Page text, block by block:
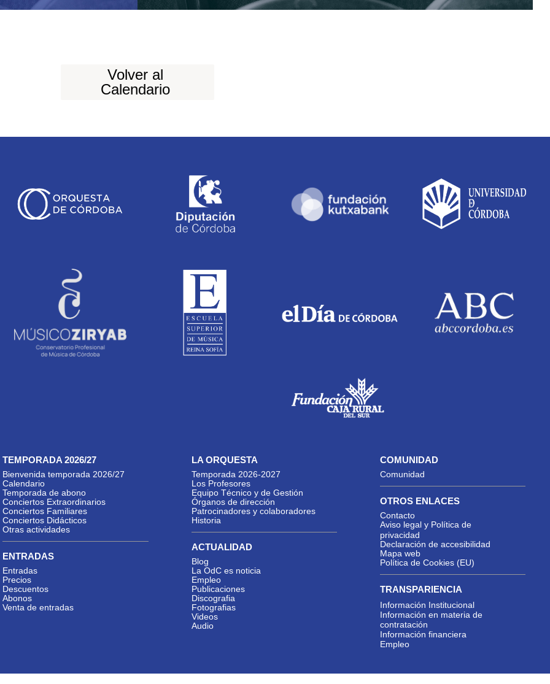
Volver al
Calendario
TEMPORADA 2026/27
Bienvenida temporada 2026/27
Calendario
Temporada de abono
Conciertos Extraordinarios
Conciertos Familiares
Conciertos Didácticos
Otras actividades
ENTRADAS
Entradas
Precios
Descuentos
Abonos
Venta de entradas
LA ORQUESTA
Temporada 2026-2027
Los Profesores
Equipo Técnico y de Gestión
Órganos de dirección
Patrocinadores y colaboradores
Historia
ACTUALIDAD
Blog
La OdC es noticia
Empleo
Publicaciones
Discografia
Fotografias
Videos
Audio
COMUNIDAD
Comunidad
OTROS ENLACES
Contacto
Aviso legal y Política de
privacidad
Declaración de accesibilidad
Mapa web
Política de Cookies (EU)
TRANSPARIENCIA
Información Institucional
Información en materia de
contratación
Información financiera
Empleo